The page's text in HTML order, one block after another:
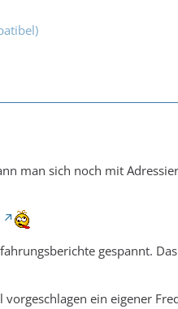
man sich noch mit
gespannt.
ein eigener